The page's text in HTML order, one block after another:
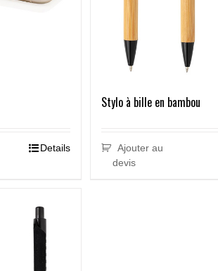
Details
Stylo à bille en bambou
Ajouter au
devis